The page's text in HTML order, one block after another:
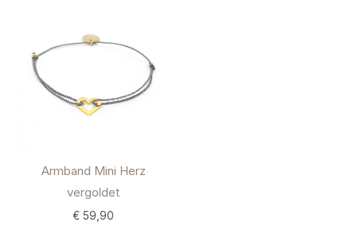
Armband Mini Herz
vergoldet
€ 59,90